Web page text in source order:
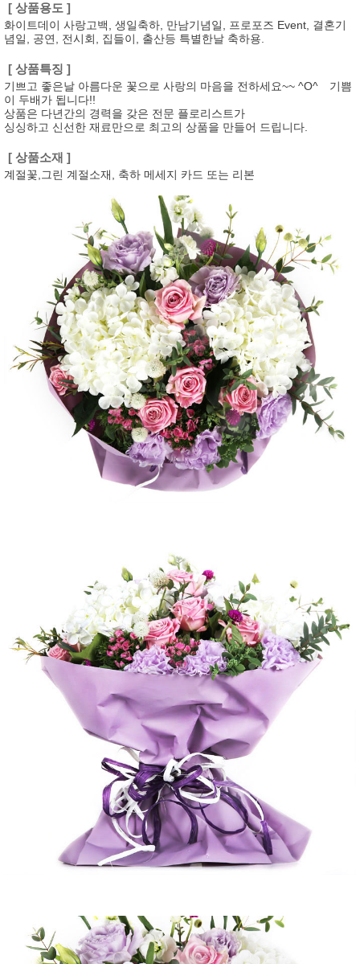
[ 상품용도 ]
화이트데이 사랑고백, 생일축하, 만남기념일, 프로포즈 Event, 결혼기
념일, 공연, 전시회, 집들이, 출산등 특별한날 축하용.
[ 상품특징 ]
기쁘고 좋은날 아름다운 꽃으로 사랑의 마음을 전하세요~~ ^O^ 기쁨
이 두배가 됩니다!!
상품은 다년간의 경력을 갖은 전문 플로리스트가
싱싱하고 신선한 재료만으로 최고의 상품을 만들어 드립니다.
[ 상품소재 ]
계절꽃,그린 계절소재, 축하 메세지 카드 또는 리본